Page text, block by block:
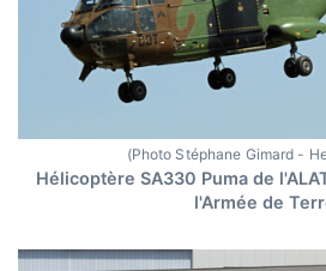
(Photo Stéphane Gimard -
Hélicoptère SA330 Puma de
l'Armée de